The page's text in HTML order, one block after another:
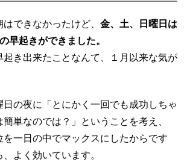
できなかったけど、 金、土、日曜日は
早起きができました。
起き出来たことなんて、１月以来な気が
日の夜に「とにかく一回でも成功しちゃ
単なのでは？」ということを考え、
を一日の中でマックスにしたからです
よく効いています。